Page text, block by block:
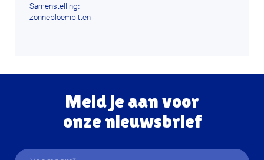
Samenstelling:
zonnebloempitten
Meld je aan voor
onze nieuwsbrief